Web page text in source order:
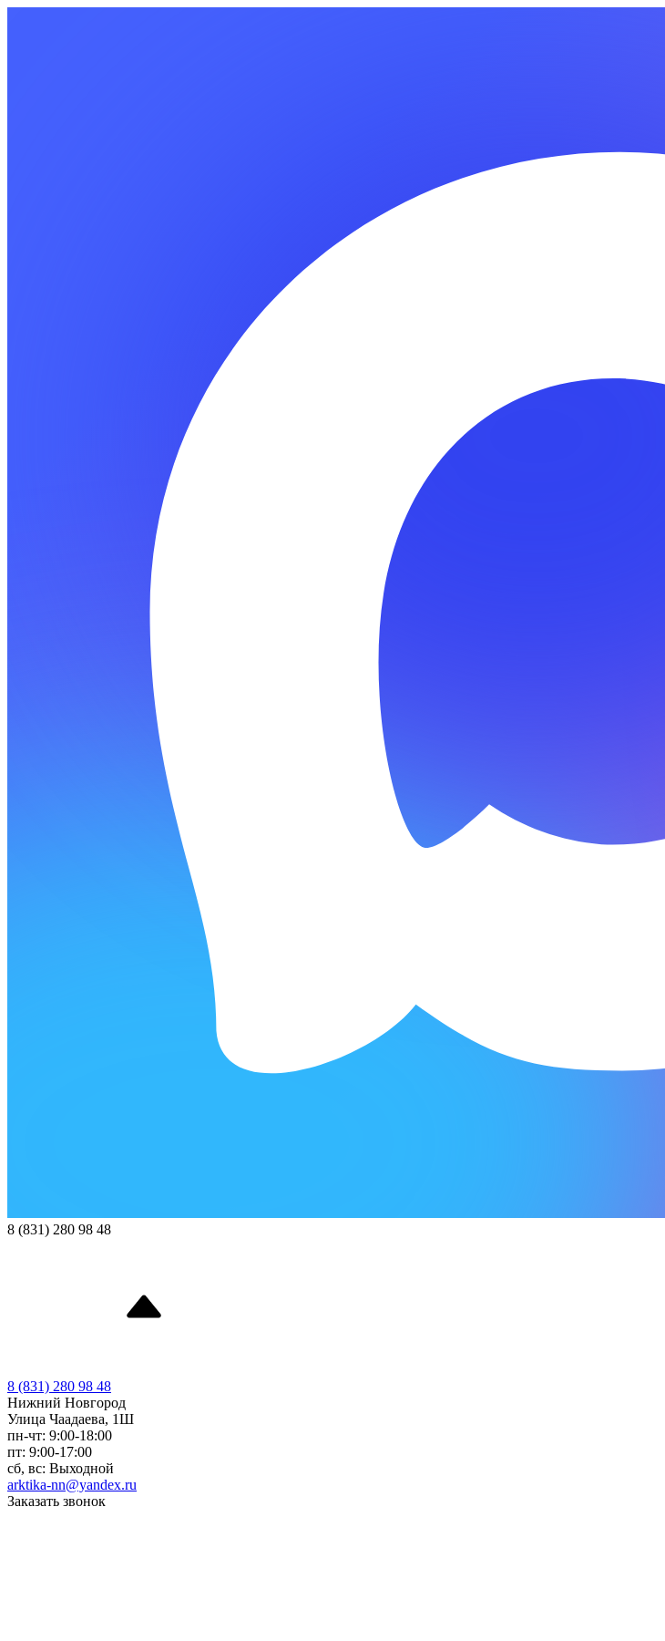
8 (831) 280 98 48
8 (831) 280 98 48
Нижний Новгород
Улица Чаадаева, 1Ш
пн-чт: 9:00-18:00
пт: 9:00-17:00
сб, вс: Выходной
arktika-nn@yandex.ru
Заказать звонок